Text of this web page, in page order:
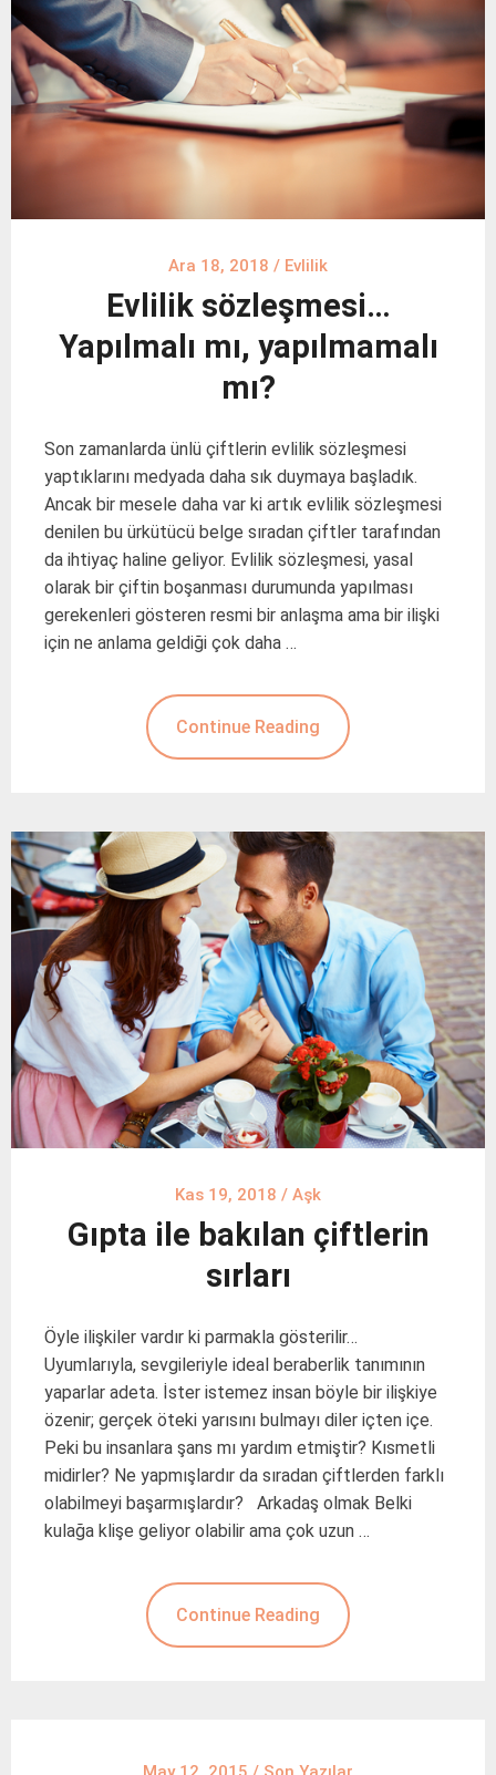
Ara 18, 2018 / Evlilik
Evlilik sözleşmesi…
Yapılmalı mı, yapılmamalı
mı?
Son zamanlarda ünlü çiftlerin evlilik sözleşmesi
yaptıklarını medyada daha sık duymaya başladık.
Ancak bir mesele daha var ki artık evlilik sözleşmesi
denilen bu ürkütücü belge sıradan çiftler tarafından
da ihtiyaç haline geliyor. Evlilik sözleşmesi, yasal
olarak bir çiftin boşanması durumunda yapılması
gerekenleri gösteren resmi bir anlaşma ama bir ilişki
için ne anlama geldiği çok daha …
Continue Reading
Kas 19, 2018 / Aşk
Gıpta ile bakılan çiftlerin
sırları
Öyle ilişkiler vardır ki parmakla gösterilir…
Uyumlarıyla, sevgileriyle ideal beraberlik tanımının
yaparlar adeta. İster istemez insan böyle bir ilişkiye
özenir; gerçek öteki yarısını bulmayı diler içten içe.
Peki bu insanlara şans mı yardım etmiştir? Kısmetli
midirler? Ne yapmışlardır da sıradan çiftlerden farklı
olabilmeyi başarmışlardır? Arkadaş olmak Belki
kulağa klişe geliyor olabilir ama çok uzun …
Continue Reading